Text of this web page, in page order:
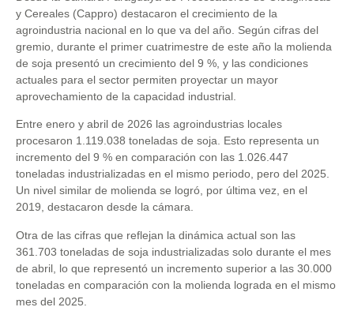
y Cereales (Cappro) destacaron el crecimiento de la
agroindustria nacional en lo que va del año. Según cifras del
gremio, durante el primer cuatrimestre de este año la molienda
de soja presentó un crecimiento del 9 %, y las condiciones
actuales para el sector permiten proyectar un mayor
aprovechamiento de la capacidad industrial.
Entre enero y abril de 2026 las agroindustrias locales
procesaron 1.119.038 toneladas de soja. Esto representa un
incremento del 9 % en comparación con las 1.026.447
toneladas industrializadas en el mismo periodo, pero del 2025.
Un nivel similar de molienda se logró, por última vez, en el
2019, destacaron desde la cámara.
Otra de las cifras que reflejan la dinámica actual son las
361.703 toneladas de soja industrializadas solo durante el mes
de abril, lo que representó un incremento superior a las 30.000
toneladas en comparación con la molienda lograda en el mismo
mes del 2025.